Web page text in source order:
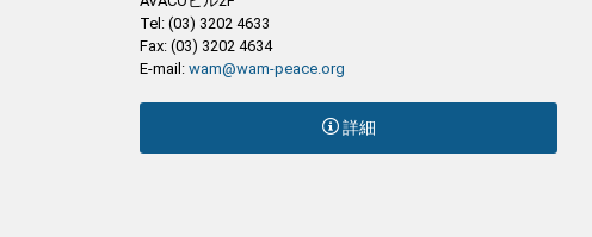
Tel: (03) 3202 4633
Fax: (03) 3202 4634
E-mail: wam@wam-peace.org
詳細